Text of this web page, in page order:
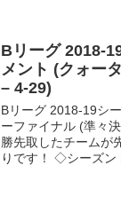
Bリーグ 2018-
メント (クォー
– 4-29)
Bリーグ 2018-19シ
ーファイナル (準々
勝先取したチームが
りです！ ◇シーズン